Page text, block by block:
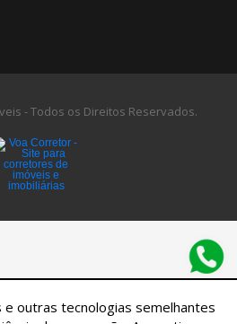
- Todos os Direitos Reservados.
e outras tecnologias semelhantes